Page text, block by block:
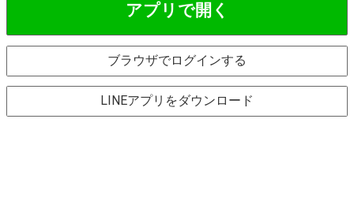
アプリで開く
ブラウザでログインする
LINEアプリをダウンロード